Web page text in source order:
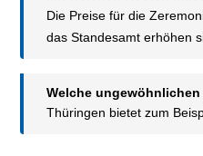
Die Preise für die
das Standesamt erhöhen
Welche
Thüringen bietet zum